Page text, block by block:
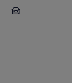
Sydney